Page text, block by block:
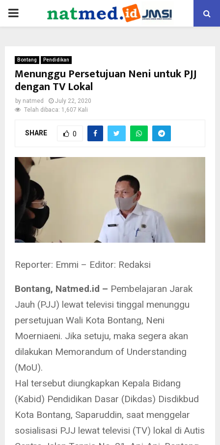
PRIMARY
Bontang Pendidikan
Menunggu Persetujuan Neni untuk PJJ
dengan TV Lokal
by natmed
July 22, 2020
Telah dibaca: 1,607 Kali
SHARE 0
Reporter: Emmi – Editor: Redaksi
Bontang, Natmed.id – Pembelajaran Jarak
Jauh (PJJ) lewat televisi tinggal menunggu
persetujuan Wali Kota Bontang, Neni
Moerniaeni. Jika setuju, maka segera akan
dilakukan Memorandum of Understanding
(MoU).
Hal tersebut diungkapkan Kepala Bidang
(Kabid) Pendidikan Dasar (Dikdas) Disdikbud
Kota Bontang, Saparuddin, saat menggelar
sosialisasi PJJ lewat televisi (TV) lokal di Autis